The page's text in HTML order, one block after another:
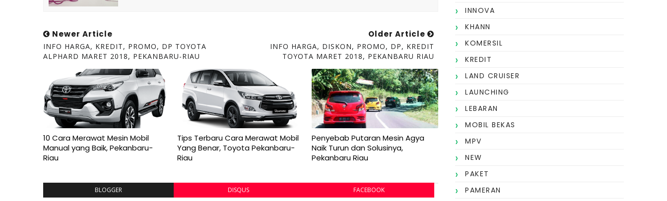
Newer Article
INFO HARGA, KREDIT, PROMO, DP TOYOTA
ALPHARD MARET 2018, PEKANBARU-RIAU
Older Article
INFO HARGA, DISKON, PROMO, DP, KREDIT
TOYOTA MARET 2018, PEKANBARU RIAU
10 Cara Merawat Mesin Mobil
Manual yang Baik, Pekanbaru-
Riau
Tips Terbaru Cara Merawat Mobil
Yang Benar, Toyota Pekanbaru-
Riau
Penyebab Putaran Mesin Agya
Naik Turun dan Solusinya,
Pekanbaru Riau
BLOGGER DISQUS FACEBOOK
INNOVA
KHANN
KOMERSIL
KREDIT
LAND CRUISER
LAUNCHING
LEBARAN
MOBIL BEKAS
MPV
NEW
PAKET
PAMERAN